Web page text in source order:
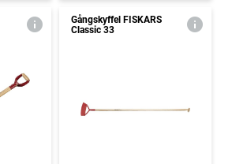
Gångskyffel FISKARS
Classic 33